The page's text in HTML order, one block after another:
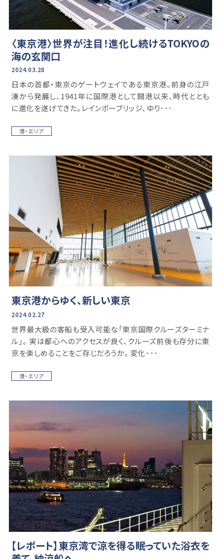
〈東京港〉世界が注目！進化し続けるTOKYOの
海の玄関口
2024.03.28
日本の首都・東京のゲートウェイである東京港。前身の江戸
湊から発展し、1941年に国際港として開港以来、時代ととも
に進化を遂げてきた。レインボーブリッジ、ゆり･･･
港・エリア
東京港からゆく、新しい東京
2024.02.27
世界最大級の客船も受入可能な「東京国際クルーズターミナ
ル」。 実は都心へのアクセスが良く、クルーズ前後も存分に東
京を楽しめることをご存じだろうか。 変化･･･
港・エリア
【レポート】東京湾で涼を得る――眠っていた浴衣を